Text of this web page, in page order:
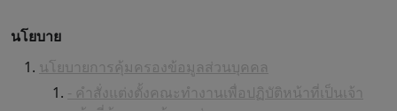
นโยบาย
นโยบายการคุ้มครองข้อมูลส่วนบุคคล
- คำสั่งแต่งตั้งคณะทำงานเพื่อปฏิบัติหน้าที่เป็นเจ้า